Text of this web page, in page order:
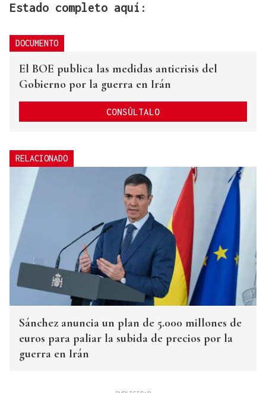
Estado completo aquí:
DOCUMENTO
El BOE publica las medidas anticrisis del
Gobierno por la guerra en Irán
CONSÚLTALO
RELACIONADO
Sánchez anuncia un plan de 5.000 millones de
euros para paliar la subida de precios por la
guerra en Irán